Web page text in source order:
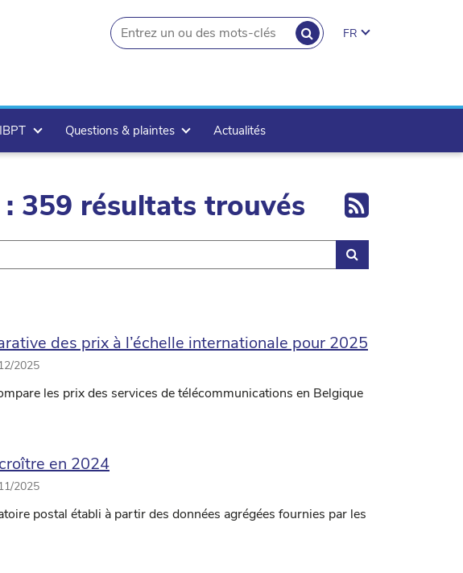
RECHERCHER
search.button
FR
IBPT Questions & plaintes Actualités
359 résultats trouvés Export
des prix à l’échelle internationale pour 2025
2025
les prix des services de télécommunications en Belgique
en 2024
2025
postal établi à partir des données agrégées fournies par les